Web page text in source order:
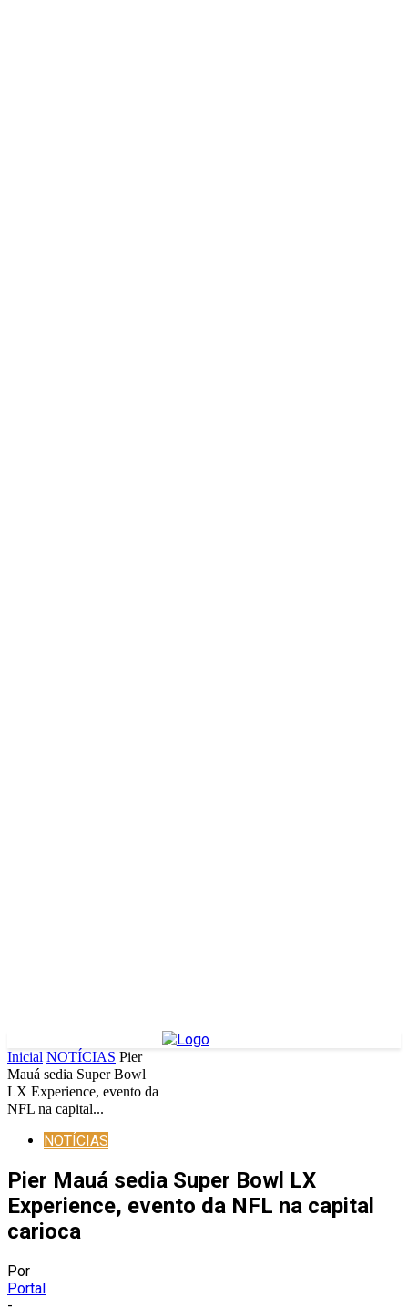
Inicial NOTÍCIAS Pier
Mauá sedia Super Bowl
LX Experience, evento da
NFL na capital...
NOTÍCIAS
Pier Mauá sedia Super Bowl LX
Experience, evento da NFL na capital
carioca
Por
Portal